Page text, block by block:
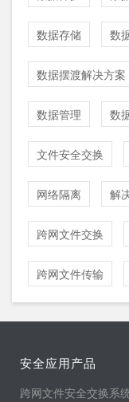
数据存储 数
数据摆渡解决方案
数据管理 数
文件安全交换
网络隔离 解
跨网文件交换
跨网文件传输
安全应用产品
跨网文件安全交换系